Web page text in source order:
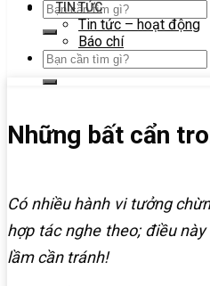
TIN TỨC
Tin tức – hoạt động
Báo chí
Những bất cẩn
Có nhiều hành vi tưởng
hợp tác nghe theo; điều
lầm cần tránh!